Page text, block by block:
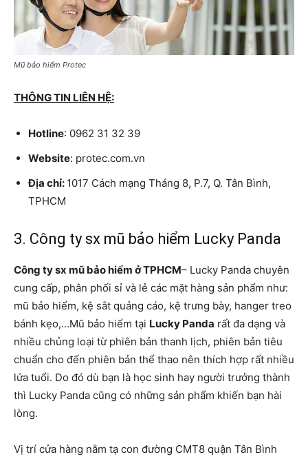
Mũ bảo hiểm Protec
THÔNG TIN LIÊN HỆ:
Hotline: 0962 31 32 39
Website: protec.com.vn
Địa chỉ: 1017 Cách mạng Tháng 8, P.7, Q. Tân Bình,
TPHCM
3. Công ty sx mũ bảo hiểm Lucky Panda
Công ty sx mũ bảo hiểm ở TPHCM– Lucky Panda chuyên
cung cấp, phân phối sỉ và lẻ các mặt hàng sản phẩm như:
mũ bảo hiểm, kệ sắt quảng cáo, kệ trưng bày, hanger treo
bánh kẹo,…Mũ bảo hiểm tại Lucky Panda rất đa dạng và
nhiều chủng loại từ phiên bản thanh lịch, phiên bản tiêu
chuẩn cho đến phiên bản thể thao nên thích hợp rất nhiều
lứa tuổi. Do đó dù bạn là học sinh hay người trưởng thành
thì Lucky Panda cũng có những sản phẩm khiến bạn hài
lòng.
Vị trí cửa hàng nằm tạ con đường CMT8 quận Tân Bình